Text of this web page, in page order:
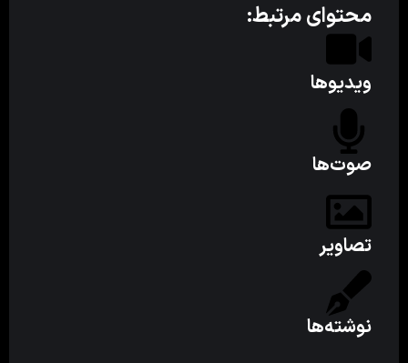
محتوای مرتبط:
ویدیوها
صوت‌ها
تصاویر
نوشته‌ها